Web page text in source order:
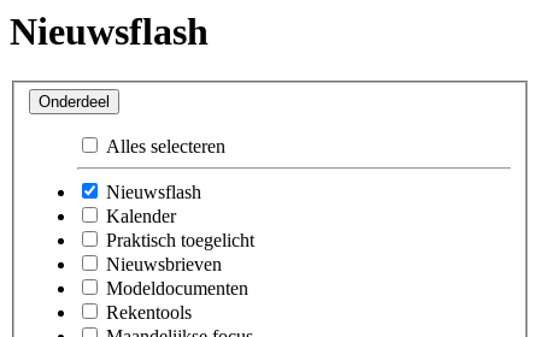
Nieuwsflash
Onderdeel
Alles selecteren
Nieuwsflash
Kalender
Praktisch toegelicht
Nieuwsbrieven
Modeldocumenten
Rekentools